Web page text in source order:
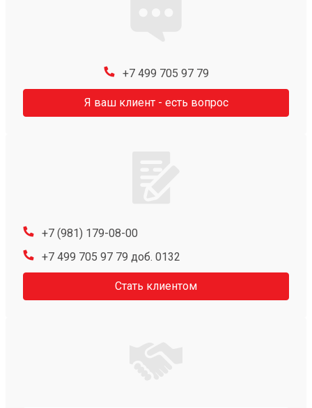
+7 499 705 97 79
Я ваш клиент - есть вопрос
+7 (981) 179-08-00
+7 499 705 97 79 доб. 0132
Стать клиентом